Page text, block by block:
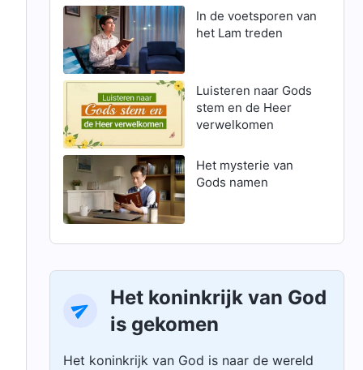
Heer Jezus
verwelkomd
In de voetsporen van
het Lam treden
Luisteren naar Gods
stem en de Heer
verwelkomen
Het mysterie van
Gods namen
Het koninkrijk van God
is gekomen
Het koninkrijk van God is naar de wereld